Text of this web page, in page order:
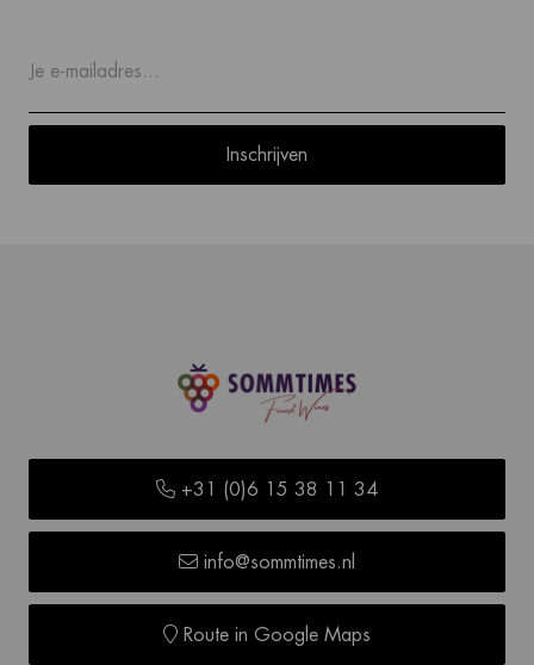
Inschrijven
+31 (0)6 15 38 11 34
info@sommtimes.nl
Route in Google Maps